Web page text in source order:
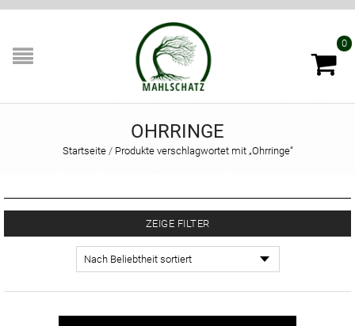
0
OHRRINGE
Startseite /Produkte verschlagwortet mit „Ohrringe“
ZEIGE FILTER